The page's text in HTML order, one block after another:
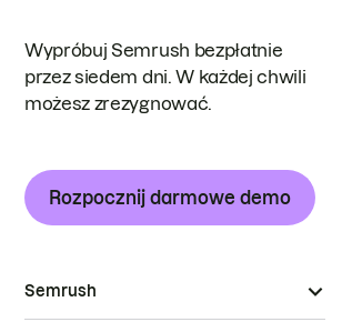
Wypróbuj Semrush bezpłatnie
przez siedem dni. W każdej chwili
możesz zrezygnować.
Rozpocznij darmowe demo
Semrush